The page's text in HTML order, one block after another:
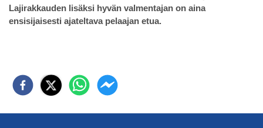
Lajirakkauden lisäksi hyvän valmentajan on aina
ensisijaisesti ajateltava pelaajan etua.